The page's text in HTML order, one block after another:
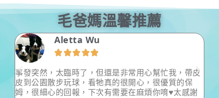
毛爸媽溫馨推薦
王藝茜

非常感謝小村保母 接受臨時安排寶貝散步活動 謝謝
有你的幫忙 讓身體不舒服的主人 得到臨時的幫助
超級友善保母推薦給需要的朋友